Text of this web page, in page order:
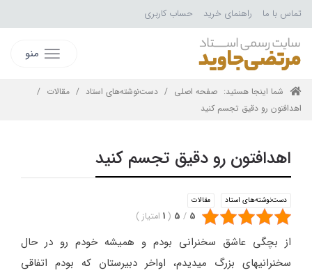
تماس با ما راهنمای خرید حساب کاربری
منو
شما اینجا هستید: صفحه اصلی / دست‌نوشته‌های استاد / مقالات /
اهدافتون رو دقیق تجسم کنید
اهدافتون رو دقیق تجسم کنید
دست‌نوشته‌های استاد مقالات
5
/
5
(
1 امتیاز)
از بچگی عاشق سخنرانی بودم و همیشه خودم رو در حال
سخنرانیهای بزرگ میدیدم، اواخر دبیرستان که بودم اتفاقی